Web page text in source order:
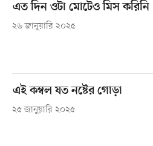
এত দিন ওটা মোটেও মিস করিনি
২৬ জানুয়ারি ২০২৫
এই কম্বল যত নষ্টের গোড়া
২৫ জানুয়ারি ২০২৫